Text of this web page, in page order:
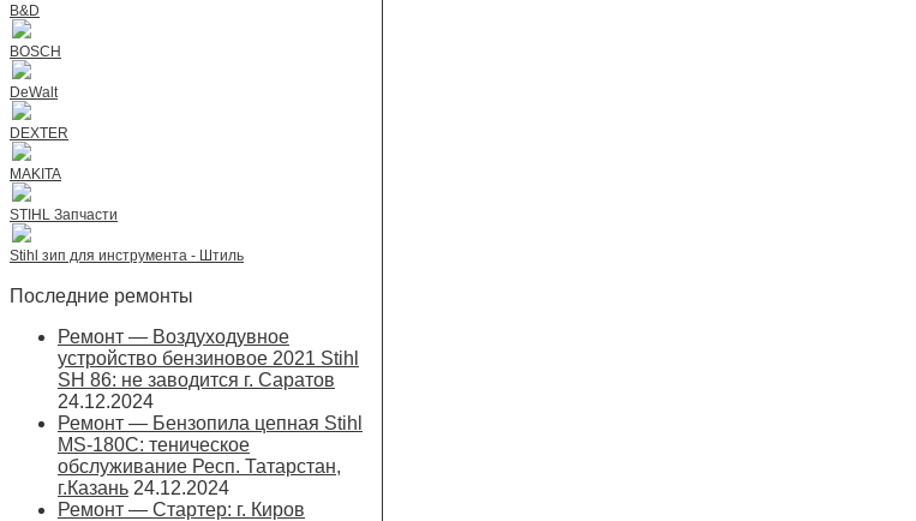
B&D
BOSCH
DeWalt
DEXTER
MAKITA
STIHL Запчасти
Stihl зип для инструмента - Штиль
Последние ремонты
Ремонт — Воздуходувное
устройство бензиновое 2021 Stihl
SH 86: не заводится г. Саратов
24.12.2024
Ремонт — Бензопила цепная Stihl
MS-180С: теническое
обслуживание Респ. Татарстан,
г.Казань 24.12.2024
Ремонт — Стартер: г. Киров